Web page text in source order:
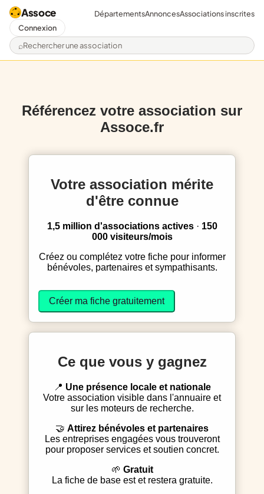
Assoce
Rechercher une association
DépartementsAnnoncesAssociations inscrites
Connexion
Référencez votre association sur
Assoce.fr
Votre association mérite
d'être connue
1,5 million d'associations actives· 150
000 visiteurs/mois
Créez ou complétez votre fiche pour informer
bénévoles, partenaires et sympathisants.
Créer ma fiche gratuitement
Ce que vous y gagnez
Une présence locale et nationale
Votre association visible dans l'annuaire et
sur les moteurs de recherche.
Attirez bénévoles et partenaires
Les entreprises engagées vous trouveront
pour proposer services et soutien concret.
Gratuit
La fiche de base est et restera gratuite.